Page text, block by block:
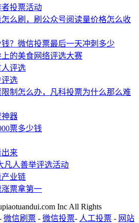
投票活动
么刷，刷公众号阅读量价格怎么收
？微信投票最后一天冲刺多少
的美食网络评选大赛
评选
选
制怎么办，凡科投票为什么那么难
器
票多少钱
出来
凡人善举评选活动
业链
票拿第一
Inc All Rights
微信刷票 - 微信投票- 人工投票 - 网站